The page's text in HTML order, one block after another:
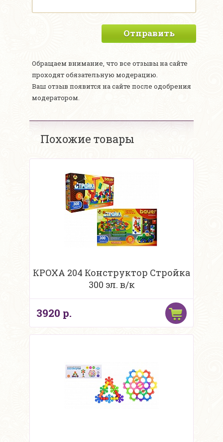
Отправить
Обращаем внимание, что все отзывы на сайте
проходят обязательную модерацию.
Ваш отзыв появится на сайте после одобрения
модератором.
Похожие товары
КРОХА 204 Конструктор Стройка
300 эл. в/к
3920 р.